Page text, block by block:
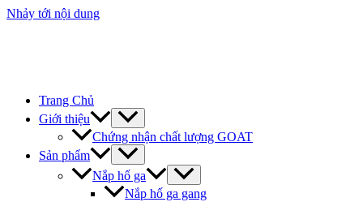
Nhảy tới nội dung
Trang Chủ
Giới thiệu
Chứng nhận chất lượng GOAT
Sản phẩm
Nắp hố ga
Nắp hố ga gang